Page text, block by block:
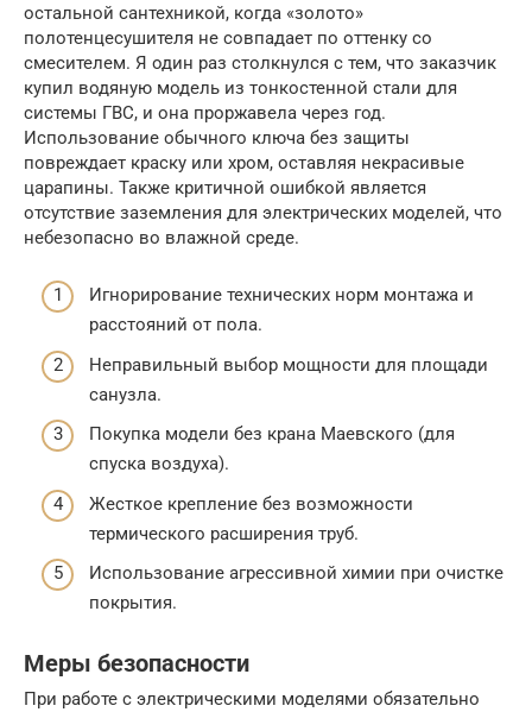
остальной сантехникой, когда «золото»
полотенцесушителя не совпадает по оттенку со
смесителем. Я один раз столкнулся с тем, что заказчик
купил водяную модель из тонкостенной стали для
системы ГВС, и она проржавела через год.
Использование обычного ключа без защиты
повреждает краску или хром, оставляя некрасивые
царапины. Также критичной ошибкой является
отсутствие заземления для электрических моделей, что
небезопасно во влажной среде.
Игнорирование технических норм монтажа и
расстояний от пола.
Неправильный выбор мощности для площади
санузла.
Покупка модели без крана Маевского (для
спуска воздуха).
Жесткое крепление без возможности
термического расширения труб.
Использование агрессивной химии при очистке
покрытия.
Меры безопасности
При работе с электрическими моделями обязательно